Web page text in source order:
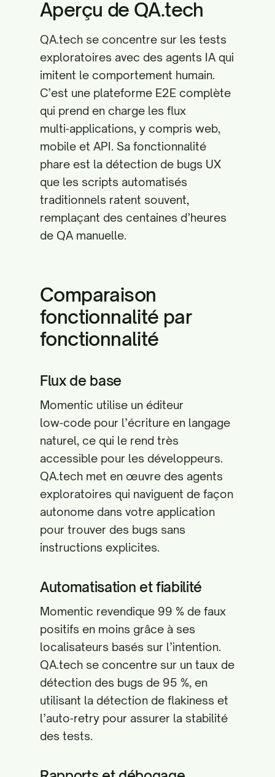
Aperçu de QA.tech
QA.tech se concentre sur les tests
exploratoires avec des agents IA qui
imitent le comportement humain.
C’est une plateforme E2E complète
qui prend en charge les flux
multi‑applications, y compris web,
mobile et API. Sa fonctionnalité
phare est la détection de bugs UX
que les scripts automatisés
traditionnels ratent souvent,
remplaçant des centaines d’heures
de QA manuelle.
Comparaison
fonctionnalité par
fonctionnalité
Flux de base
Momentic utilise un éditeur
low‑code pour l’écriture en langage
naturel, ce qui le rend très
accessible pour les développeurs.
QA.tech met en œuvre des agents
exploratoires qui naviguent de façon
autonome dans votre application
pour trouver des bugs sans
instructions explicites.
Automatisation et fiabilité
Momentic revendique 99 % de faux
positifs en moins grâce à ses
localisateurs basés sur l’intention.
QA.tech se concentre sur un taux de
détection des bugs de 95 %, en
utilisant la détection de flakiness et
l’auto‑retry pour assurer la stabilité
des tests.